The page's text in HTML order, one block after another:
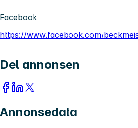
Facebook
https://www.facebook.com/
Del annonsen
Annonsedata